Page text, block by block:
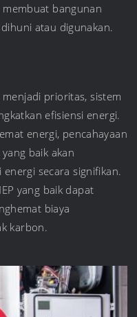
bangunan
atau digunakan.
prioritas, sistem
efisiensi energi.
energi, pencahayaan
baik akan
secara signifikan.
yang baik dapat
biaya
karbon.